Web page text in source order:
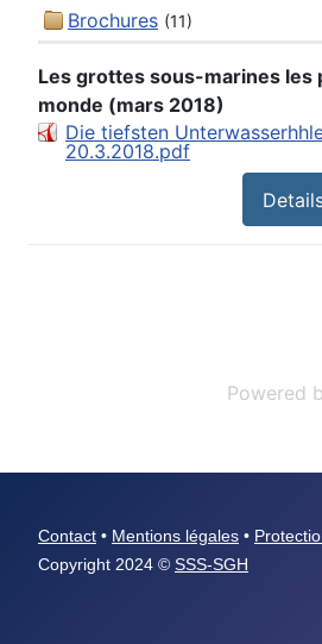
Brochures (11)
Les grottes sous-marines les
monde (mars 2018)
Die tiefsten
20.3.2018.pdf
Powered
Contact • Mentions légales •
Copyright 2024 © SSS-SGH